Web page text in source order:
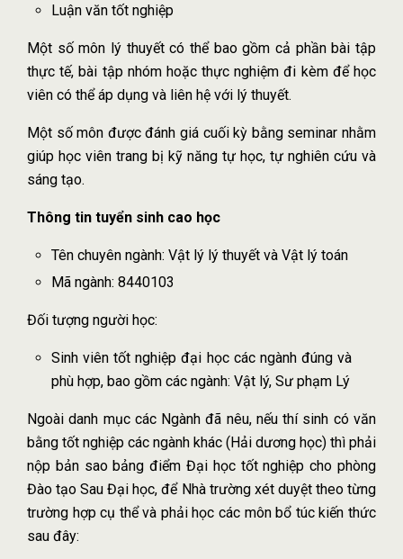
Luận văn tốt nghiệp
Một số môn lý thuyết có thể bao gồm cả phần bài tập
thực tế, bài tập nhóm hoặc thực nghiệm đi kèm để học
viên có thể áp dụng và liên hệ với lý thuyết.
Một số môn được đánh giá cuối kỳ bằng seminar nhằm
giúp học viên trang bị kỹ năng tự học, tự nghiên cứu và
sáng tạo.
Thông tin tuyển sinh cao học
Tên chuyên ngành: Vật lý lý thuyết và Vật lý toán
Mã ngành: 8440103
Đối tượng người học:
Sinh viên tốt nghiệp đại học các ngành đúng và
phù hợp, bao gồm các ngành: Vật lý, Sư phạm Lý
Ngoài danh mục các Ngành đã nêu, nếu thí sinh có văn
bằng tốt nghiệp các ngành khác (Hải dương học) thì phải
nộp bản sao bảng điểm Đại học tốt nghiệp cho phòng
Đào tạo Sau Đại học, để Nhà trường xét duyệt theo từng
trường hợp cụ thể và phải học các môn bổ túc kiến thức
sau đây: